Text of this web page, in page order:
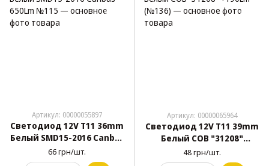
Артикул: 00000055897
Светодиод 12V T11 36mm
Белый SMD15-2016 Canbus
650Lm №115
66 грн/шт.
Артикул: 00000065964
Светодиод 12V T11 39mm
Белый COB "31208"
+190Lm (№136)
48 грн/шт.